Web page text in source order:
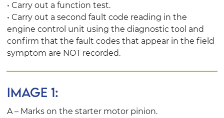
• Carry out a function test.
• Carry out a second fault code reading in the
engine control unit using the diagnostic tool and
confirm that the fault codes that appear in the field
symptom are NOT recorded.
IMAGE 1:
A – Marks on the starter motor pinion.